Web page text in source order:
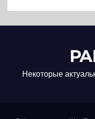
Некоторые